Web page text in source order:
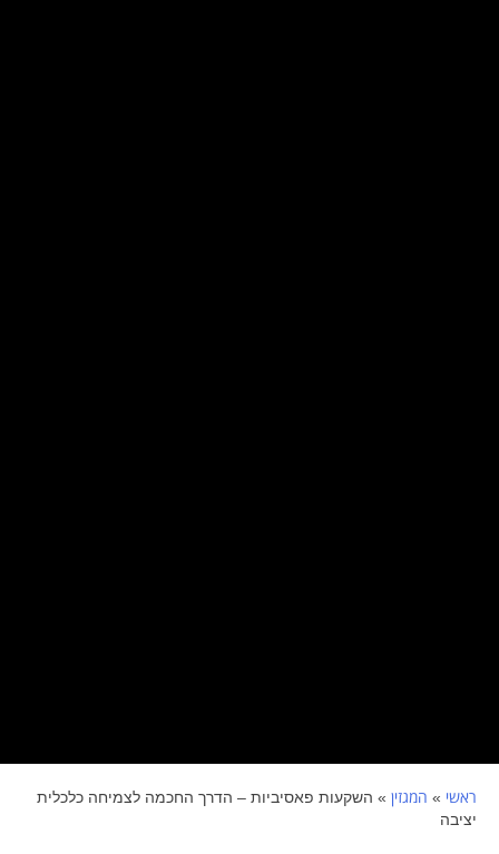
ראשי » המגזין » השקעות פאסיביות – הדרך החכמה לצמיחה כלכלית
יציבה